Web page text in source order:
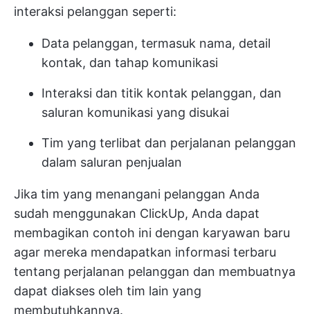
interaksi pelanggan seperti:
Data pelanggan, termasuk nama, detail
kontak, dan tahap komunikasi
Interaksi dan titik kontak pelanggan, dan
saluran komunikasi yang disukai
Tim yang terlibat dan perjalanan pelanggan
dalam saluran penjualan
Jika tim yang menangani pelanggan Anda
sudah menggunakan ClickUp, Anda dapat
membagikan contoh ini dengan karyawan baru
agar mereka mendapatkan informasi terbaru
tentang perjalanan pelanggan dan membuatnya
dapat diakses oleh tim lain yang
membutuhkannya.